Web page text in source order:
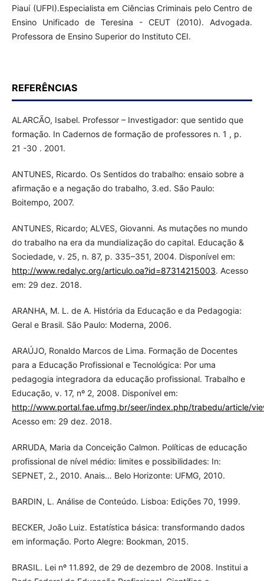
Piauí (UFPI).Especialista em Ciências Criminais pelo Centro de
Ensino Unificado de Teresina - CEUT (2010). Advogada.
Professora de Ensino Superior do Instituto CEI.
REFERÊNCIAS
ALARCÃO, Isabel. Professor – Investigador: que sentido que
formação. In Cadernos de formação de professores n. 1 , p.
21 -30 . 2001.
ANTUNES, Ricardo. Os Sentidos do trabalho: ensaio sobre a
afirmação e a negação do trabalho, 3.ed. São Paulo:
Boitempo, 2007.
ANTUNES, Ricardo; ALVES, Giovanni. As mutações no mundo
do trabalho na era da mundialização do capital. Educação &
Sociedade, v. 25, n. 87, p. 335–351, 2004. Disponível em:
http://www.redalyc.org/articulo.oa?id=87314215003. Acesso
em: 29 dez. 2018.
ARANHA, M. L. de A. História da Educação e da Pedagogia:
Geral e Brasil. São Paulo: Moderna, 2006.
ARAÚJO, Ronaldo Marcos de Lima. Formação de Docentes
para a Educação Profissional e Tecnológica: Por uma
pedagogia integradora da educação profissional. Trabalho e
Educação, v. 17, nº 2, 2008. Disponível em:
http://www.portal.fae.ufmg.br/seer/index.php/trabedu/article/
Acesso em: 29 dez. 2018.
ARRUDA, Maria da Conceição Calmon. Políticas de educação
profissional de nível médio: limites e possibilidades: In:
SEPNET, 2., 2010. Anais… Belo Horizonte: UFMG, 2010.
BARDIN, L. Análise de Conteúdo. Lisboa: Edições 70, 1999.
BECKER, João Luiz. Estatística básica: transformando dados
em informação. Porto Alegre: Bookman, 2015.
BRASIL. Lei nº 11.892, de 29 de dezembro de 2008. Institui a